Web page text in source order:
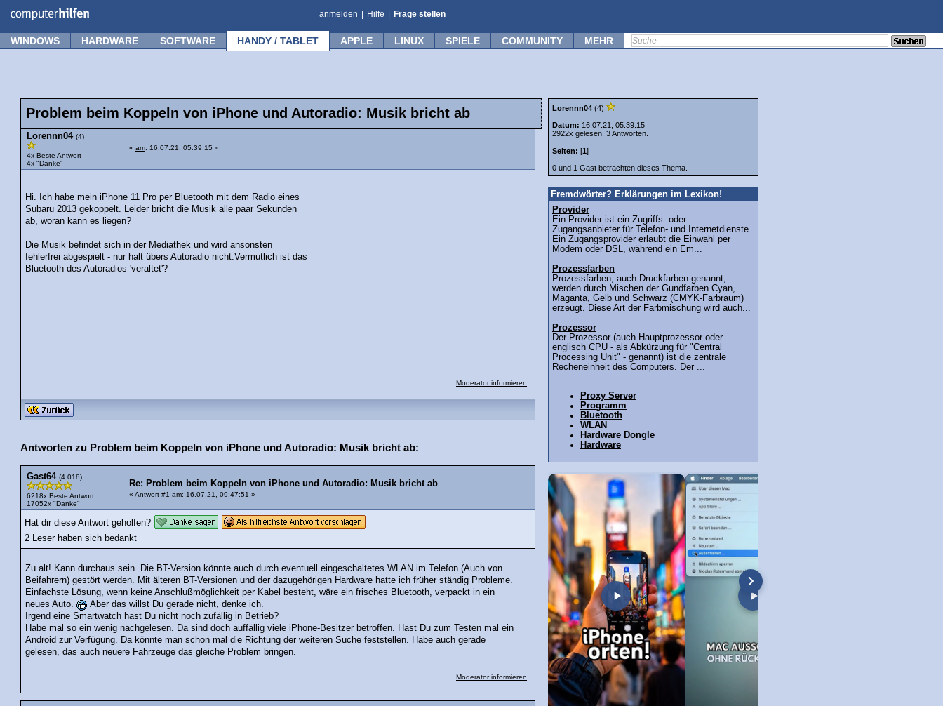
anmelden Hilfe Frage stellen
WINDOWS HARDWARE SOFTWARE HANDY / TABLET APPLE LINUX SPIELE COMMUNITY MEHR
Problem beim Koppeln von iPhone und Autoradio: Musik bricht ab
Lorennn04 (4)
4x Beste Antwort
4x "Danke"
« am: 16.07.21, 05:39:15 »
Hi. Ich habe mein iPhone 11 Pro per Bluetooth mit dem Radio eines
Subaru 2013 gekoppelt. Leider bricht die Musik alle paar Sekunden
ab, woran kann es liegen?
Die Musik befindet sich in der Mediathek und wird ansonsten
fehlerfrei abgespielt - nur halt übers Autoradio nicht.Vermutlich ist das
Bluetooth des Autoradios 'veraltet'?
Moderator informieren
Antworten zu Problem beim Koppeln von iPhone und Autoradio: Musik bricht ab:
Gast64 (4.018)
6218x Beste Antwort
17052x "Danke"
Re: Problem beim Koppeln von iPhone und Autoradio: Musik bricht ab
« Antwort #1 am: 16.07.21, 09:47:51 »
Hat dir diese Antwort geholfen?
2 Leser haben sich bedankt
Zu alt! Kann durchaus sein. Die BT-Version könnte auch durch eventuell eingeschaltetes WLAN im Telefon (Auch von
Beifahrern) gestört werden. Mit älteren BT-Versionen und der dazugehörigen Hardware hatte ich früher ständig Probleme.
Einfachste Lösung, wenn keine Anschlußmöglichkeit per Kabel besteht, wäre ein frisches Bluetooth, verpackt in ein
neues Auto.
Aber das willst Du gerade nicht, denke ich.
Irgend eine Smartwatch hast Du nicht noch zufällig in Betrieb?
Habe mal so ein wenig nachgelesen. Da sind doch auffällig viele iPhone-Besitzer betroffen. Hast Du zum Testen mal ein
Android zur Verfügung. Da könnte man schon mal die Richtung der weiteren Suche feststellen. Habe auch gerade
gelesen, das auch neuere Fahrzeuge das gleiche Problem bringen.
Moderator informieren
Lorennn04 (4)
Datum: 16.07.21, 05:39:15
2922x gelesen, 3 Antworten.
Seiten: [1]
0 und 1 Gast betrachten dieses Thema.
Fremdwörter? Erklärungen im Lexikon!
Provider
Ein Provider ist ein Zugriffs- oder
Zugangsanbieter für Telefon- und Internetdienste.
Ein Zugangsprovider erlaubt die Einwahl per
Modem oder DSL, während ein Em...
Prozessfarben
Prozessfarben, auch Druckfarben genannt,
werden durch Mischen der Gundfarben Cyan,
Maganta, Gelb und Schwarz (CMYK-Farbraum)
erzeugt. Diese Art der Farbmischung wird auch...
Prozessor
Der Prozessor (auch Hauptprozessor oder
englisch CPU - als Abkürzung für "Central
Processing Unit" - genannt) ist die zentrale
Recheneinheit des Computers. Der ...
Proxy Server
Programm
Bluetooth
WLAN
Hardware Dongle
Hardware